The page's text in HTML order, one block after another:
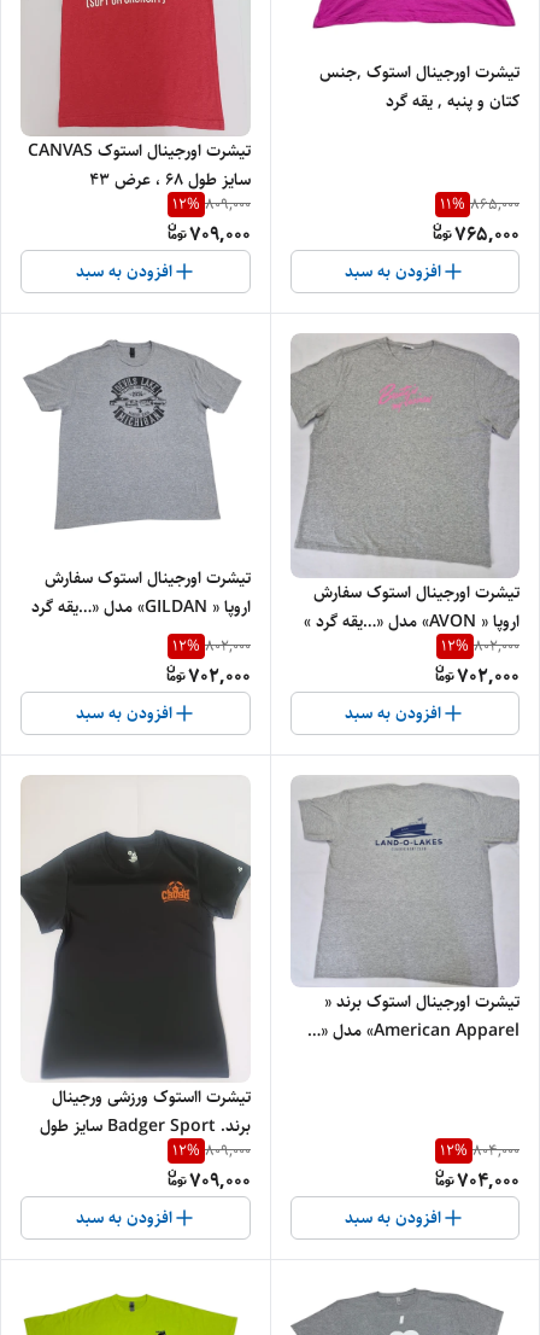
تیشرت اورجینال استوک ,جنس
کتان و پنبه , یقه گرد
865,000
11%
765,000
افزودن به سبد
تیشرت اورجینال استوک CANVAS
سایز طول 68 ، عرض 43
809,000
12%
709,000
افزودن به سبد
تیشرت اورجینال استوک سفارش
اروپا « AVON» مدل «…یقه گرد »
| جنس پنبه‌ای درجه‌یک
802,000
12%
702,000
افزودن به سبد
تیشرت اورجینال استوک سفارش
اروپا « GILDAN» مدل «…یقه گرد
جنس پنبه‌ و کتان درجه‌یک
802,000
12%
702,000
افزودن به سبد
تیشرت اورجینال استوک برند «
American Apparel» مدل «…
804,000
12%
704,000
افزودن به سبد
تیشرت ااستوک ورزشی ورجینال
برند. Badger Sport سایز طول
65 ،عرض 43
809,000
12%
709,000
افزودن به سبد